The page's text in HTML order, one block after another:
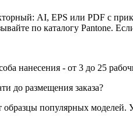
AI, EPS или PDF с
по каталогу Pantone.
нанесения - от 3 до 25
до размещения заказа?
образцы популярных